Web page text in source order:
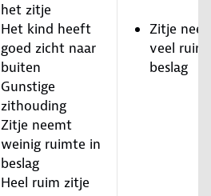
het zitje
Het kind heeft
goed zicht naar
buiten
Gunstige
zithouding
Zitje neemt
weinig ruimte in
beslag
Heel ruim zitje
Zitje
veel
beslag